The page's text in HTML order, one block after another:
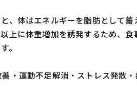
、体はエネルギーを脂肪として蓄
上に体重増加を誘発するため、
。
・運動不足解消・ストレス発散